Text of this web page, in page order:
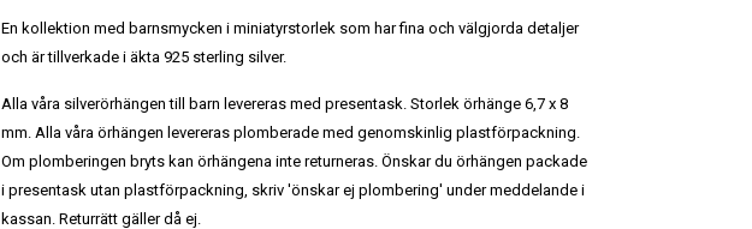
En kollektion med barnsmycken i miniatyrstorlek som har fina och välgjorda detaljer
och är tillverkade i äkta 925 sterling silver.
Alla våra silverörhängen till barn levereras med presentask. Storlek örhänge 6,7 x 8
mm. Alla våra örhängen levereras plomberade med genomskinlig plastförpackning.
Om plomberingen bryts kan örhängena inte returneras. Önskar du örhängen packade
i presentask utan plastförpackning, skriv 'önskar ej plombering' under meddelande i
kassan. Returrätt gäller då ej.